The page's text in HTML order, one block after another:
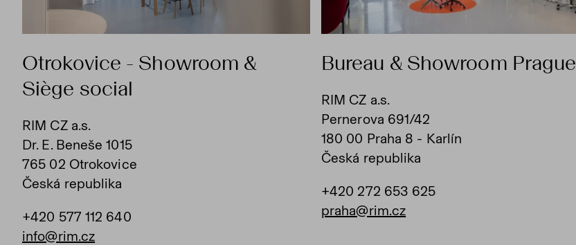
Otrokovice - Showroom &
Siège social
RIM CZ a.s.
Dr. E. Beneše 1015
765 02 Otrokovice
Česká republika
+420 577 112 640
info@rim.cz
Bureau & Showroom Prague
RIM CZ a.s.
Pernerova 691/42
180 00 Praha 8 - Karlín
Česká republika
+420 272 653 625
praha@rim.cz